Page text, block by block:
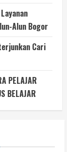
Alun Bogor
Cari
PELAJAR
BELAJAR